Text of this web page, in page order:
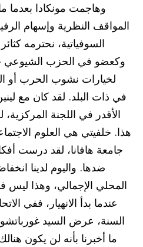
وهاجمت مونكادا بعدما
المواقف النظرية وإسهام
السوفياتية، نحترمه
وكعضو في الحزب الشيوعي
لخيارات نشوب الحرب أو
في ذات البلد. لقد كان مع
الأقدر في اللجنة
هذا. خلفيتي هي العلوم
جامعة هافانا، لقد درست
عندما بدأ الانهيار، ففي
السنة، عرض السيد
ما أخبرنا بأنه لن يكون